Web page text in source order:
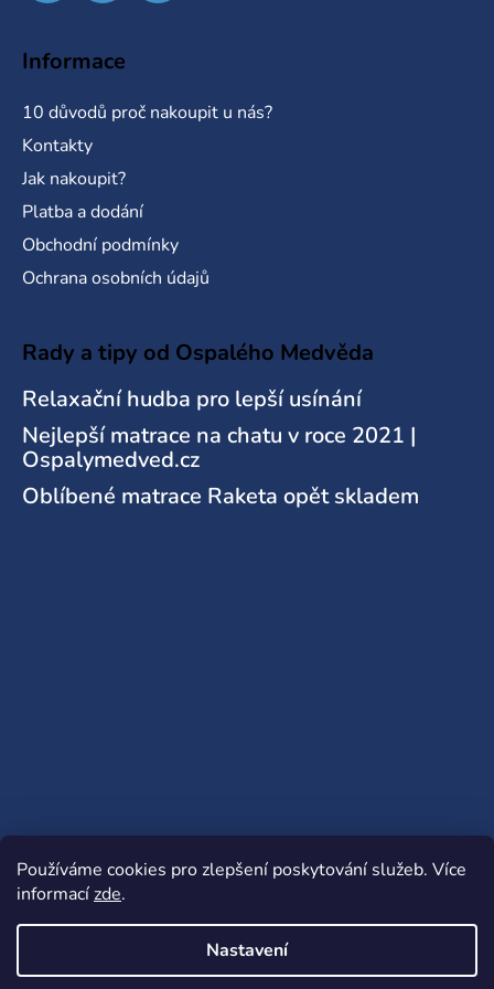
Používáme cookies pro zlepšení poskytování služeb. Více
informacízde.
Nastavení
Informace
10 důvodů proč nakoupit u nás?
Kontakty
Jak nakoupit?
Platba a dodání
Obchodní podmínky
Ochrana osobních údajů
Rady a tipy od Ospalého Medvěda
Relaxační hudba pro lepší usínání
Nejlepší matrace na chatu v roce 2021 |
Ospalymedved.cz
Oblíbené matrace Raketa opět skladem